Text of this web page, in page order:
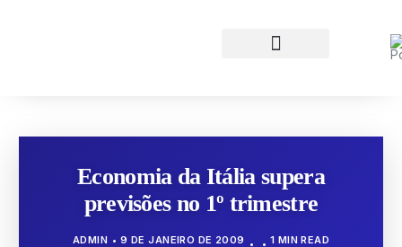
Economia da Itália supera
previsões no 1º trimestre
ADMIN 9 DE JANEIRO DE 2009 1 MIN READ